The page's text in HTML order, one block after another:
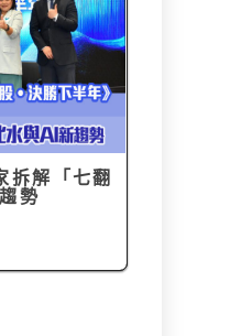
拆解「七翻
勢